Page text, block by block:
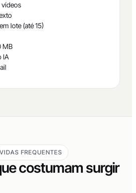
vídeos
lote (até 15)
MB
IA
FREQUENTES
costumam surgir